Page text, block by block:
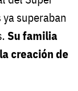
superaban
Su familia
creación de